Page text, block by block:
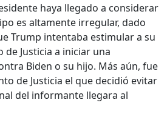
haya llegado a considerar
es altamente irregular, dado
Trump intentaba estimular a su
Justicia a iniciar una
Biden o su hijo. Más aún, fue
de Justicia el que decidió evitar
del informante llegara al